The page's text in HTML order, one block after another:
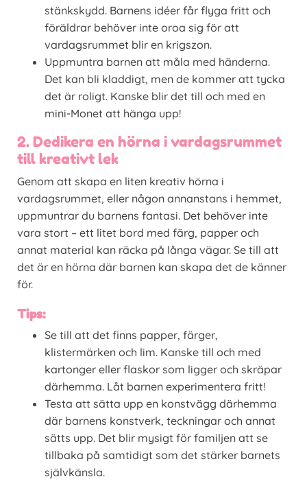
stänkskydd. Barnens idéer får flyga fritt och
föräldrar behöver inte oroa sig för att
vardagsrummet blir en krigszon.
Uppmuntra barnen att måla med händerna.
Det kan bli kladdigt, men de kommer att tycka
det är roligt. Kanske blir det till och med en
mini-Monet att hänga upp!
2. Dedikera en hörna i vardagsrummet
till kreativt lek
Genom att skapa en liten kreativ hörna i
vardagsrummet, eller någon annanstans i hemmet,
uppmuntrar du barnens fantasi. Det behöver inte
vara stort – ett litet bord med färg, papper och
annat material kan räcka på långa vägar. Se till att
det är en hörna där barnen kan skapa det de känner
för.
Tips:
Se till att det finns papper, färger,
klistermärken och lim. Kanske till och med
kartonger eller flaskor som ligger och skräpar
därhemma. Låt barnen experimentera fritt!
Testa att sätta upp en konstvägg därhemma
där barnens konstverk, teckningar och annat
sätts upp. Det blir mysigt för familjen att se
tillbaka på samtidigt som det stärker barnets
självkänsla.